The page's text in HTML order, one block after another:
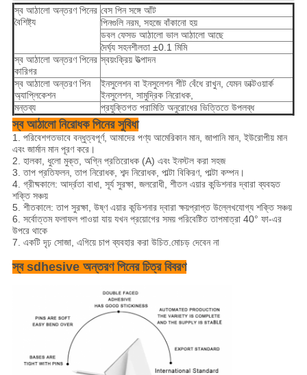
স্ব আঠালো অন্তরণ পিনের
বৈশিষ্ট্য
বেস পিন সঙ্গে আঁট
পিনগুলি নরম, সহজে বাঁকানো হয়
ডবল ফেসড আঠালো ভাল আঠালো আছে
দৈর্ঘ্য সহনশীলতা ±0.1 মিমি
স্ব আঠালো অন্তরণ পিনের
কারিগর
স্বয়ংক্রিয় উত্পাদন
স্ব আঠালো অন্তরণ পিন
অ্যাপ্লিকেশন
ইনসুলেশন বা ইনসুলেশন শীট বেঁধে রাখুন, যেমন ডাক্টওয়ার্ক
ইনসুলেশন, সামুদ্রিক নিরোধক,
মন্তব্য
প্রযুক্তিগত পরামিতি অনুরোধের ভিত্তিতে উপলব্ধ
স্ব আঠালো নিরোধক পিনের সুবিধা
1. পরিবেশগতভাবে বন্ধুত্বপূর্ণ, আমাদের পণ্য আমেরিকান মান, জাপানি মান, ইউরোপীয় মান
এবং জার্মান মান পূরণ করে।
2. হালকা, ধুলো মুক্ত, অগ্নি প্রতিরোধক (A) এবং ইনস্টল করা সহজ
3. তাপ প্রতিফলন, তাপ নিরোধক, শব্দ নিরোধক, পাল্টা বিকিরণ, পাল্টা কম্পন।
4. গ্রীষ্মকালে: আর্দ্রতা বাধা, সূর্য সুরক্ষা, জলরোধী, শীতল এয়ার কন্ডিশনার দ্বারা ব্যবহৃত
শক্তি সঞ্চয়
5. শীতকালে: তাপ সুরক্ষা, উষ্ণ এয়ার কন্ডিশনার দ্বারা ক্ষয়প্রাপ্ত উল্লেখযোগ্য শক্তি সঞ্চয়
6. সর্বোত্তম ফলাফল পাওয়া যায় যখন প্রয়োগের সময় পরিবেষ্টিত তাপমাত্রা 40° ফা-এর
উপরে থাকে
7. একটি দৃঢ় সোজা, এগিয়ে চাপ ব্যবহার করা উচিত.মোচড় দেবেন না
স্ব sdhesive অন্তরণ পিনের চিত্র বিবরণ